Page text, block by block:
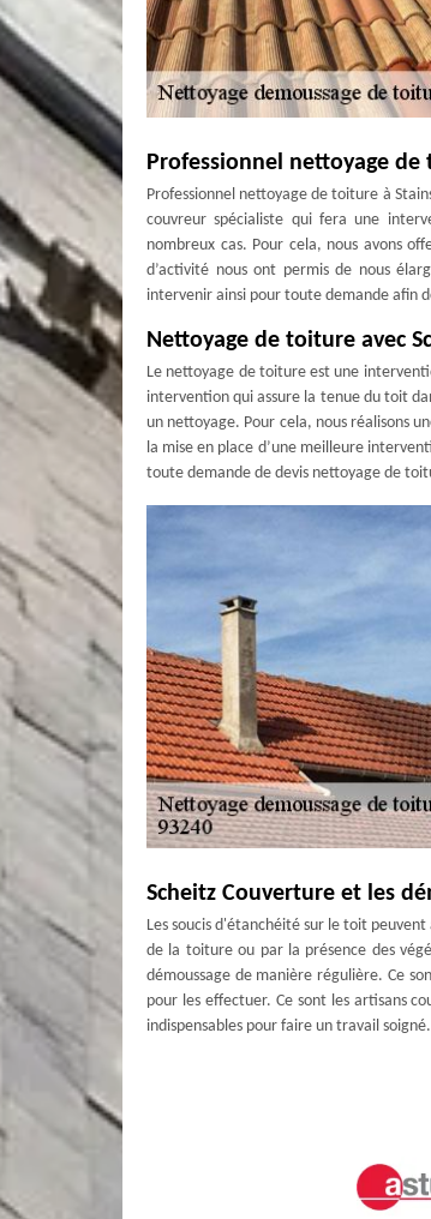
Professionnel nettoyage de
Professionnel nettoyage de toiture à
couvreur spécialiste qui fera une
nombreux cas. Pour cela, nous avons
d’activité nous ont permis de nous
intervenir ainsi pour toute demande afin
Nettoyage de toiture avec
Le nettoyage de toiture est une
intervention qui assure la tenue du toit
un nettoyage. Pour cela, nous réalisons
la mise en place d’une meilleure
toute demande de devis nettoyage de
Scheitz Couverture et les
Les soucis d'étanchéité sur le toit
de la toiture ou par la présence des
démoussage de manière régulière. Ce
pour les effectuer. Ce sont les artisans
indispensables pour faire un travail soigné.